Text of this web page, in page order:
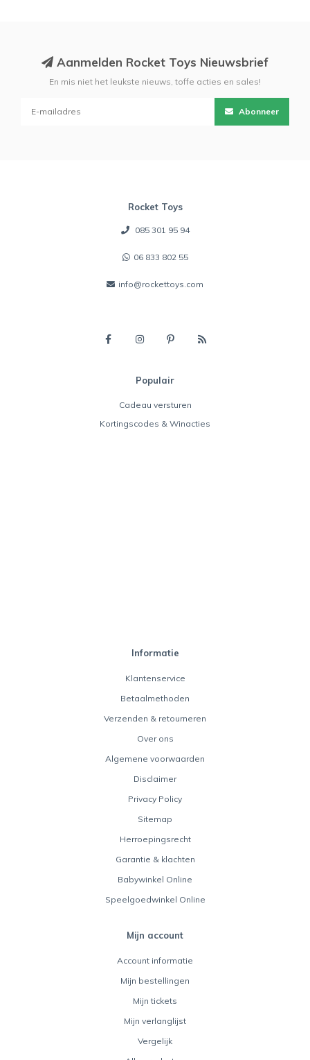
Aanmelden Rocket Toys Nieuwsbrief
En mis niet het leukste nieuws, toffe acties en sales!
Abonneer
Rocket Toys
085 301 95 94
06 833 802 55
info@rockettoys.com
Populair
Cadeau versturen
Kortingscodes & Winacties
Informatie
Klantenservice
Betaalmethoden
Verzenden & retourneren
Over ons
Algemene voorwaarden
Disclaimer
Privacy Policy
Sitemap
Herroepingsrecht
Garantie & klachten
Babywinkel Online
Speelgoedwinkel Online
Mijn account
Account informatie
Mijn bestellingen
Mijn tickets
Mijn verlanglijst
Vergelijk